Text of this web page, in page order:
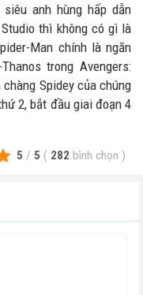
anh hùng hấp dẫn
thì không có gì là
Man chính là ngăn
trong Avengers:
Spidey của chúng
2, bắt đầu giai đoạn 4
5 / 5 ( 282 bình chọn )